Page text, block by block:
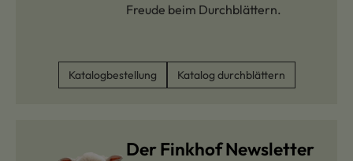
Freude beim Durchblättern.
Katalogbestellung Katalog durchblättern
Der Finkhof Newsletter